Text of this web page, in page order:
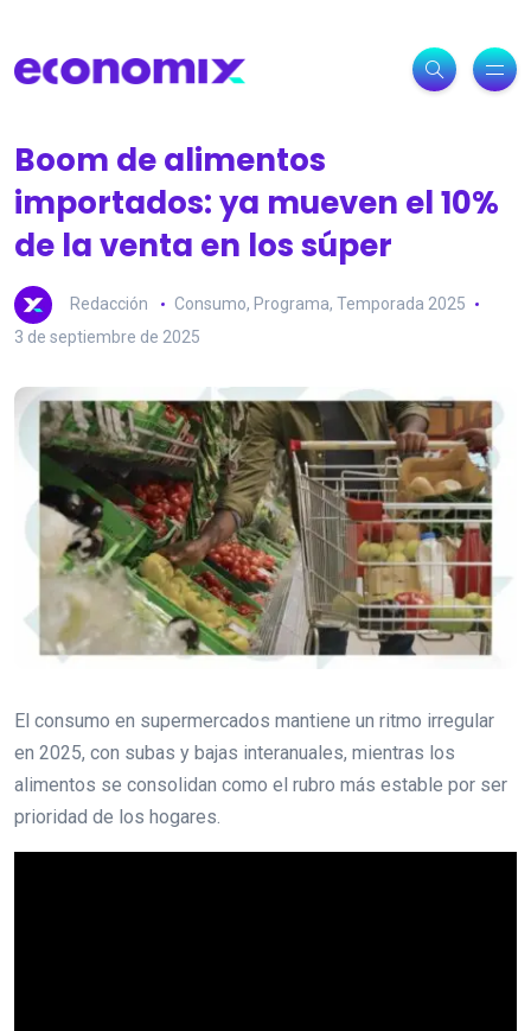
Boom de alimentos
importados: ya mueven el 10%
de la venta en los súper
Redacción Consumo, Programa, Temporada 2025
3 de septiembre de 2025
El consumo en supermercados mantiene un ritmo irregular
en 2025, con subas y bajas interanuales, mientras los
alimentos se consolidan como el rubro más estable por ser
prioridad de los hogares.